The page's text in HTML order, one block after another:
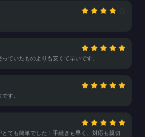
ていたものよりも安くて早いです。
す。
とても簡単でした！手続きも早く、対応も親切